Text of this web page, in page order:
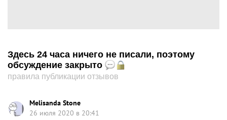
Здесь 24 часа ничего не писали, поэтому
обсуждение закрыто
правила публикации отзывов
Melisanda Stone
26 июля 2020 в 20:41